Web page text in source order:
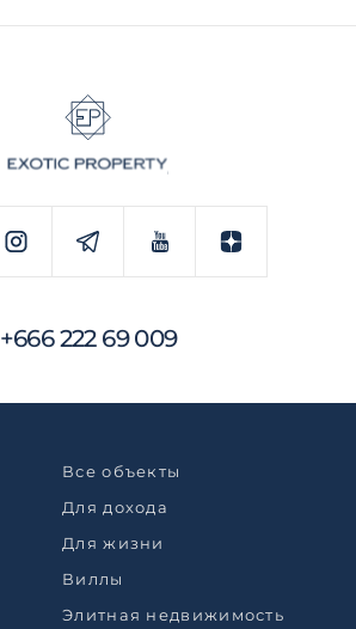
+666 222 69 009
Все объекты
Для дохода
Для жизни
Виллы
Элитная недвижимость